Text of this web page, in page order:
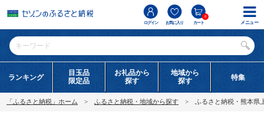
ログイン お気に入り カート
0
ランキング
目玉品
限定品
お礼品から
探す
地域から
探す
特集
「ふるさと納税」ホーム ふるさと納税・地域から探す ふるさと納税・熊本県
メニュー